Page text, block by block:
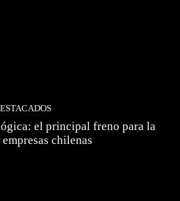
el principal freno para la
chilenas